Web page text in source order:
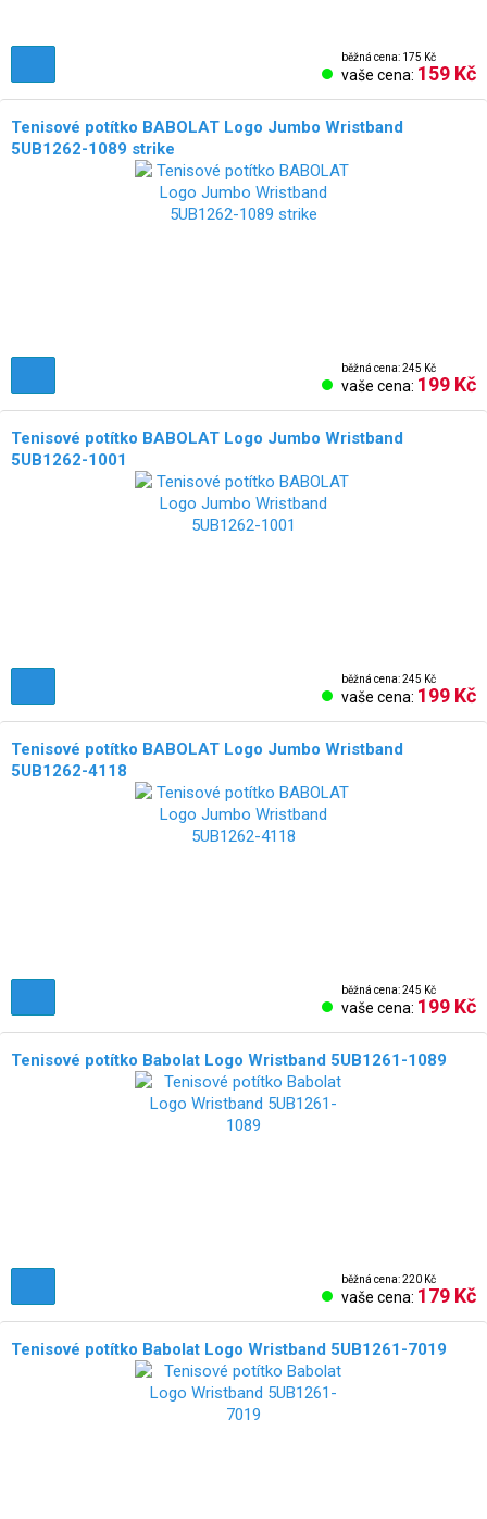
běžná cena: 175 Kč
vaše cena: 159 Kč
Tenisové potítko BABOLAT Logo Jumbo Wristband
5UB1262-1089 strike
běžná cena: 245 Kč
vaše cena: 199 Kč
Tenisové potítko BABOLAT Logo Jumbo Wristband
5UB1262-1001
běžná cena: 245 Kč
vaše cena: 199 Kč
Tenisové potítko BABOLAT Logo Jumbo Wristband
5UB1262-4118
běžná cena: 245 Kč
vaše cena: 199 Kč
Tenisové potítko Babolat Logo Wristband 5UB1261-1089
běžná cena: 220 Kč
vaše cena: 179 Kč
Tenisové potítko Babolat Logo Wristband 5UB1261-7019